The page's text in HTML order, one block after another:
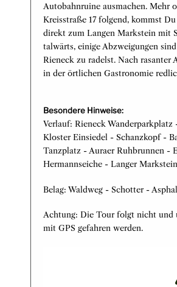
Autobahnruine ausmachen. Mehr
Kreisstraße 17 folgend, kommst
direkt zum Langen Markstein mit
talwärts, einige Abzweigungen
Rieneck zu radelst. Nach
in der örtlichen Gastronomie
Besondere Hinweise:
Verlauf: Rieneck
Kloster Einsiedel - Schanzkopf -
Tanzplatz - Auraer Ruhbrunnen -
Hermannseiche - Langer
Belag: Waldweg - Schotter -
Achtung: Die Tour folgt nicht und
mit GPS gefahren werden.